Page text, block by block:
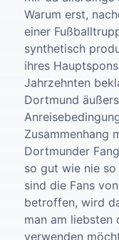
Warum erst,
einer
synthetisch
ihres
Jahrzehnten
Dortmund
Zusammenhang
Dortmunder
so gut wie nie
sind die Fans
betroffen, wird
man am liebsten
verwenden